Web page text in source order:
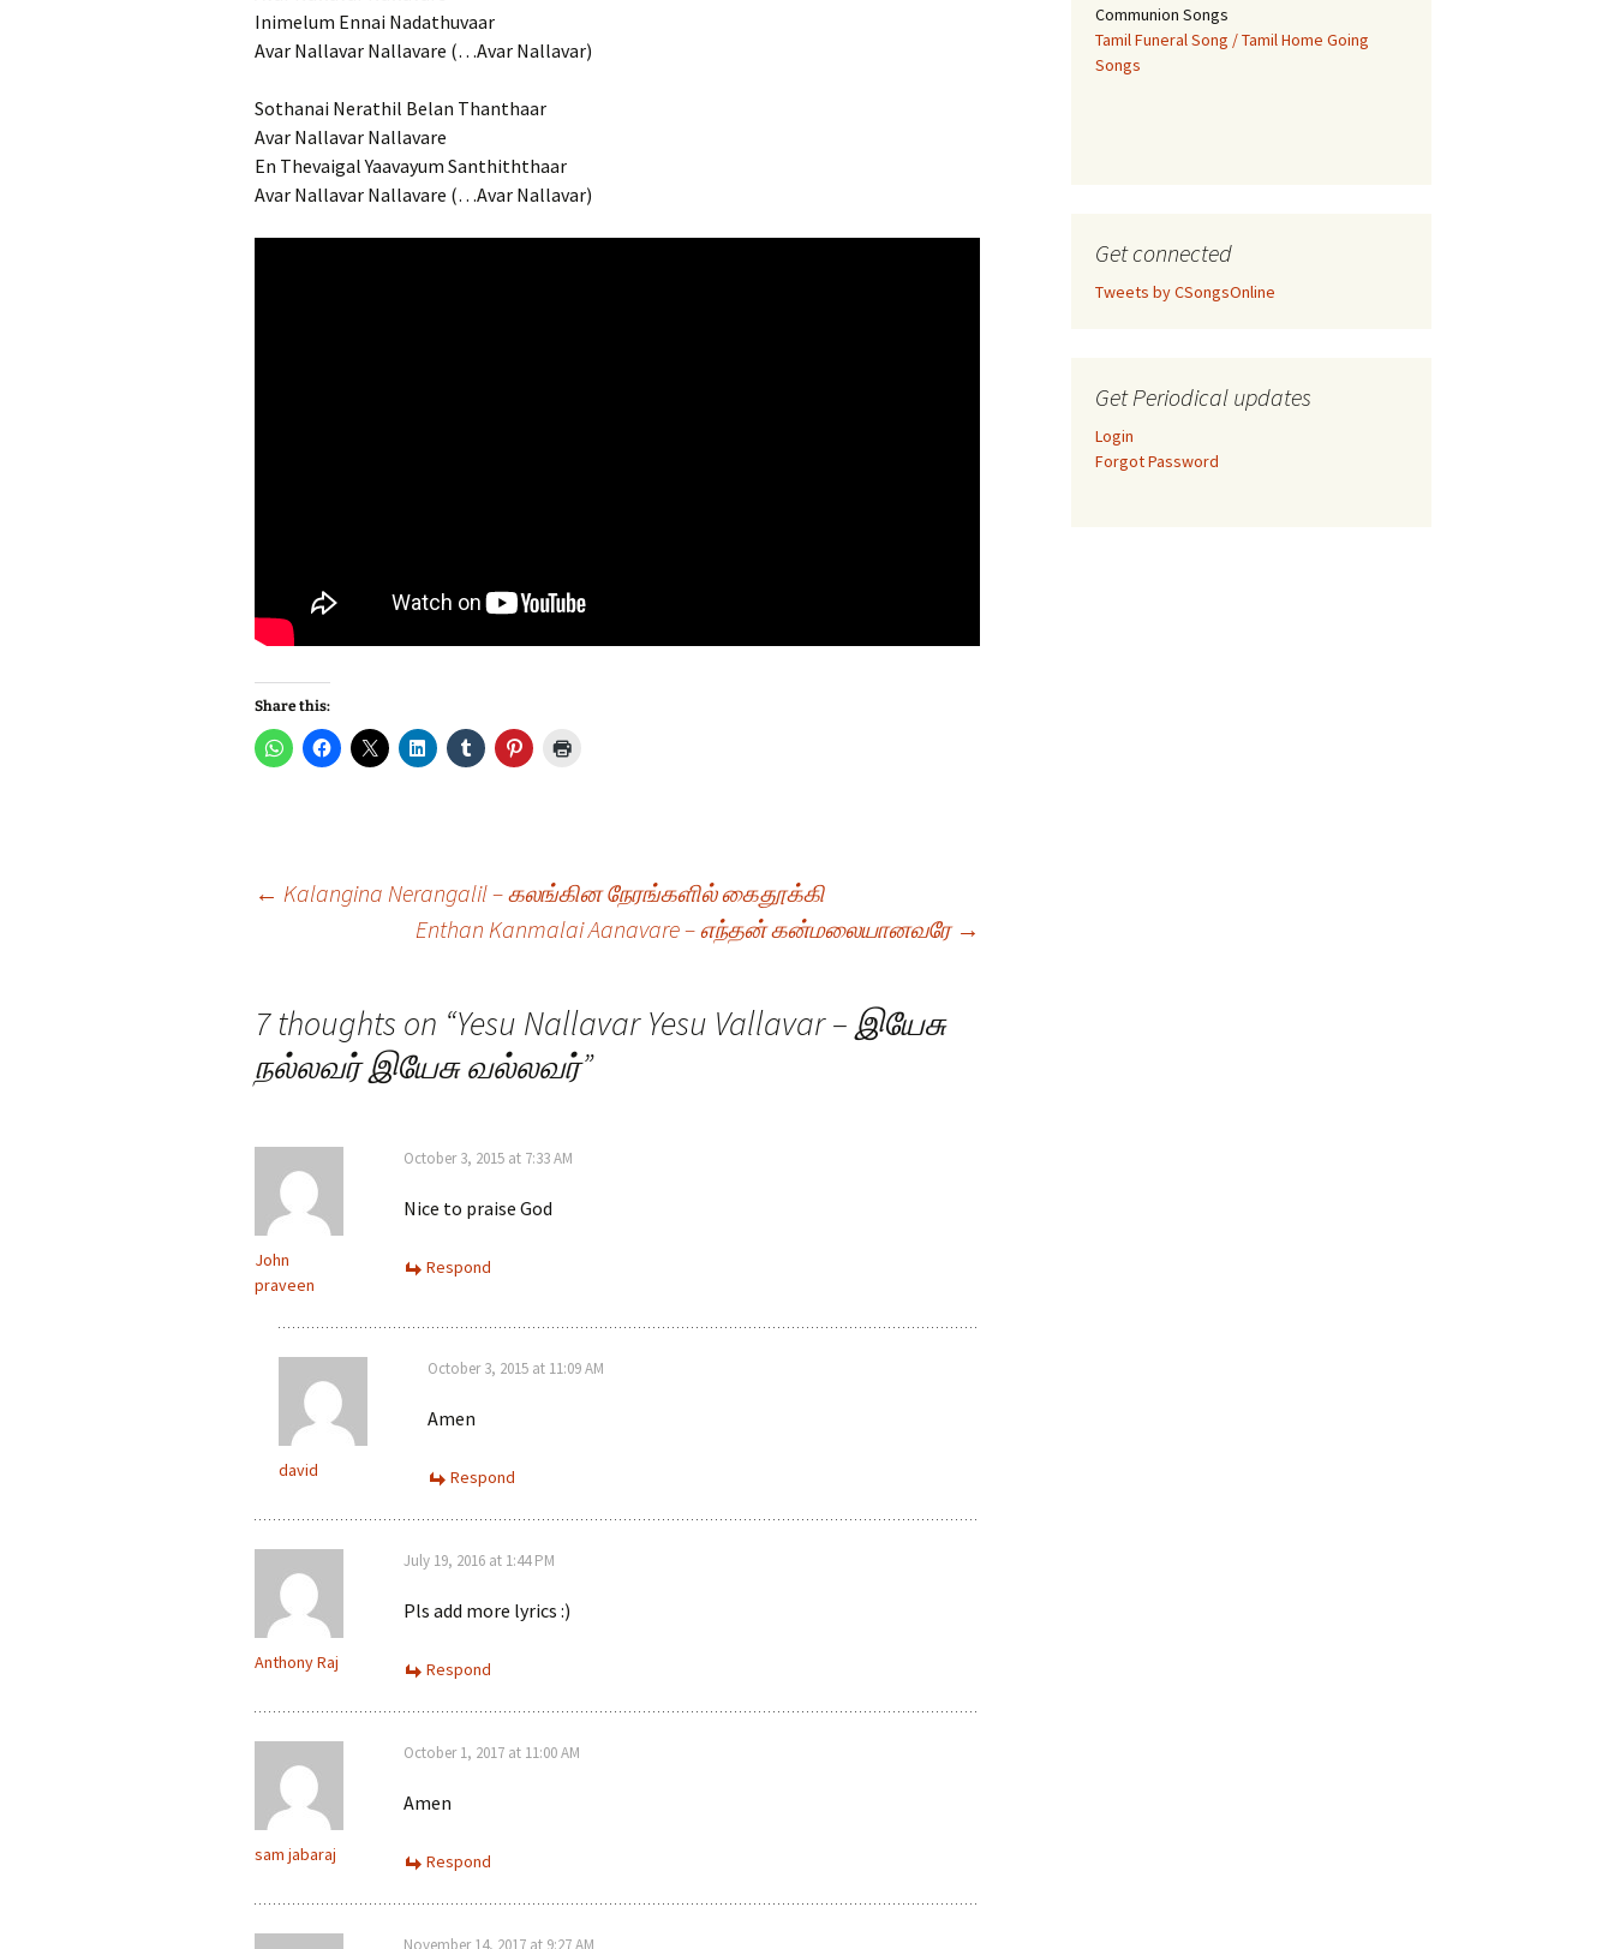
Inimelum Ennai Nadathuvaar
Avar Nallavar Nallavare (…Avar Nallavar)
Sothanai Nerathil Belan Thanthaar
Avar Nallavar Nallavare
En Thevaigal Yaavayum Santhiththaar
Avar Nallavar Nallavare (…Avar Nallavar)
Share this:
← Kalangina Nerangalil – கலங்கின நேரங்களில் கைதூக்கி
Enthan Kanmalai Aanavare – எந்தன் கன்மலையானவரே →
7 thoughts on “Yesu Nallavar Yesu Vallavar – இயேசு
நல்லவர் இயேசு வல்லவர்”
John
praveen
October 3, 2015 at 7:33 AM
Nice to praise God
Respond
david
October 3, 2015 at 11:09 AM
Amen
Respond
Anthony Raj
July 19, 2016 at 1:44 PM
Pls add more lyrics :)
Respond
sam jabaraj
October 1, 2017 at 11:00 AM
Amen
Respond
November 14, 2017 at 9:27 AM
Communion Songs
Tamil Funeral Song / Tamil Home Going
Songs
Get connected
Tweets by CSongsOnline
Get Periodical updates
Login
Forgot Password